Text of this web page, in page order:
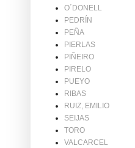
O´DONELL
PEDRÍN
PEÑA
PIERLAS
PIÑEIRO
PIRELO
PUEYO
RIBAS
RUIZ, EMILIO
SEIJAS
TORO
VALCARCEL